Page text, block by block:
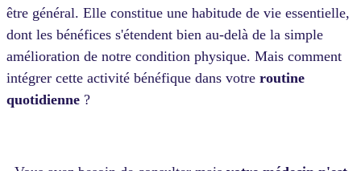
être général. Elle constitue une habitude de vie essentielle,
dont les bénéfices s'étendent bien au-delà de la simple
amélioration de notre condition physique. Mais comment
intégrer cette activité bénéfique dans votre routine
quotidienne ?